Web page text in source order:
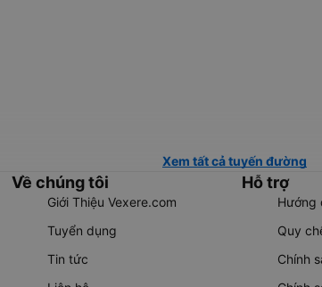
Xem tất cả tuyến đường
Về chúng tôi
Giới Thiệu Vexere.com
Tuyển dụng
Tin tức
Hỗ trợ
Hướng
Quy
Chính